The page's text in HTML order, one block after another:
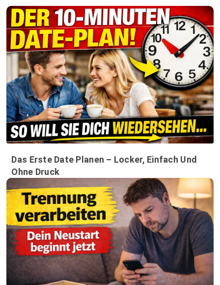
Das Erste Date Planen – Locker, Einfach Und
Ohne Druck